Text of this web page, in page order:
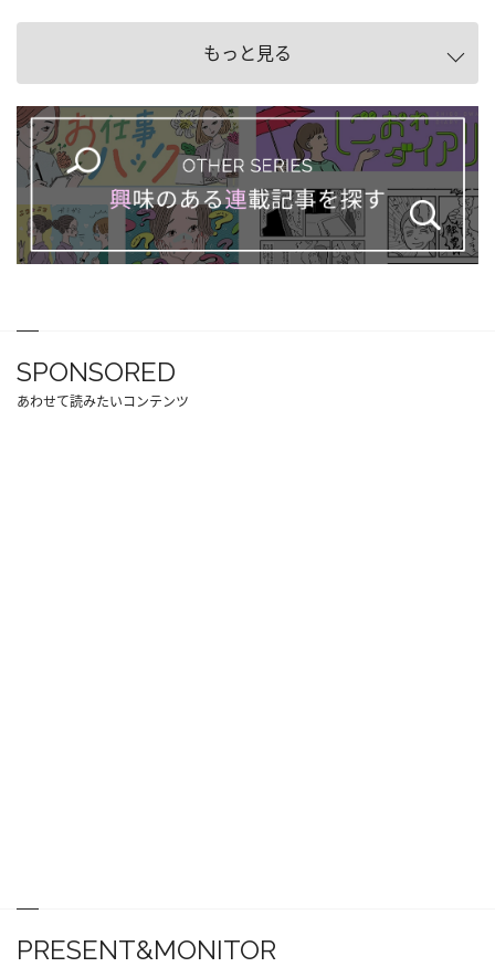
もっと見る
SPONSORED
あわせて読みたいコンテンツ
PRESENT&MONITOR